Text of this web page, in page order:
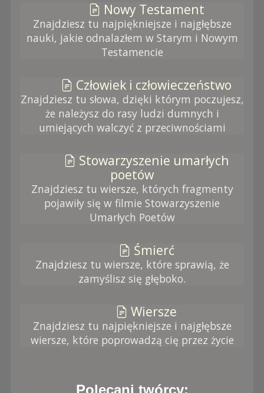
Nowy Testament
Znajdziesz tu najpiękniejsze i najgłębsze
nauki, jakie odnalazłem w Starym i Nowym
Testamencie
Człowiek i człowieczeństwo
Znajdziesz tu słowa, dzięki którym poczujesz,
że należysz do rasy ludzi dumnych i
umiejących walczyć z przeciwnościami
Stowarzyszenie umarłych
poetów
Znajdziesz tu wiersze, których fragmenty
pojawiły się w filmie Stowarzyszenie
Umarłych Poetów
Śmierć
Znajdziesz tu wiersze, które sprawią, że
zamyślisz się głęboko.
Wiersze
Znajdziesz tu najpiękniejsze i najgłębsze
wiersze, które poprowadzą cię przez życie
Polecani twórcy: